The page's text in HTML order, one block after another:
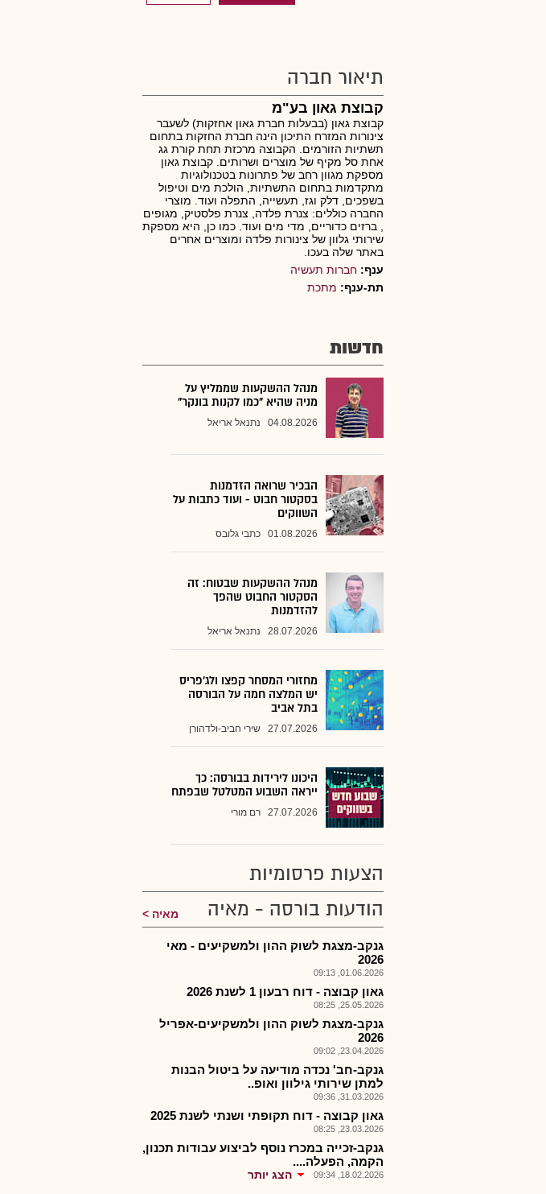
תיאור חברה
קבוצת גאון בע"מ
קבוצת גאון (בבעלות חברת גאון אחזקות) לשעבר
צינורות המזרח התיכון הינה חברת החזקות בתחום
תשתיות הזורמים. הקבוצה מרכזת תחת קורת גג
אחת סל מקיף של מוצרים ושרותים. קבוצת גאון
מספקת מגוון רחב של פתרונות בטכנולוגיות
מתקדמות בתחום התשתיות, הולכת מים וטיפול
בשפכים, דלק וגז, תעשייה, התפלה ועוד. מוצרי
החברה כוללים: צנרת פלדה, צנרת פלסטיק, מגופים
, ברזים כדוריים, מדי מים ועוד. כמו כן, היא מספקת
שירותי גלוון של צינורות פלדה ומוצרים אחרים
באתר שלה בעכו.
ענף: חברות תעשיה
תת-ענף: מתכת
חדשות
מנהל ההשקעות שממליץ על
מניה שהיא "כמו לקנות בונקר"
04.08.2026 נתנאל אריאל
הבכיר שרואה הזדמנות
בסקטור חבוט - ועוד כתבות על
השווקים
01.08.2026 כתבי גלובס
מנהל ההשקעות שבטוח: זה
הסקטור החבוט שהפך
להזדמנות
28.07.2026 נתנאל אריאל
מחזורי המסחר קפצו ולג'פריס
יש המלצה חמה על הבורסה
בתל אביב
27.07.2026 שירי חביב-ולדהורן
היכונו לירידות בבורסה: כך
ייראה השבוע המטלטל שבפתח
27.07.2026 רם מורי
הצעות פרסומיות
הודעות בורסה - מאיה
מאיה
גנקב-מצגת לשוק ההון ולמשקיעים - מאי
2026
01.06.2026, 09:13
גאון קבוצה - דוח רבעון 1 לשנת 2026
25.05.2026, 08:25
גנקב-מצגת לשוק ההון ולמשקיעים-אפריל
2026
23.04.2026, 09:02
גנקב-חב' נכדה מודיעה על ביטול הבנות
למתן שירותי גילוון ואופ..
31.03.2026, 09:36
גאון קבוצה - דוח תקופתי ושנתי לשנת 2025
23.03.2026, 08:25
גנקב-זכייה במכרז נוסף לביצוע עבודות תכנון,
הקמה, הפעלה....
18.02.2026, 09:34 הצג יותר